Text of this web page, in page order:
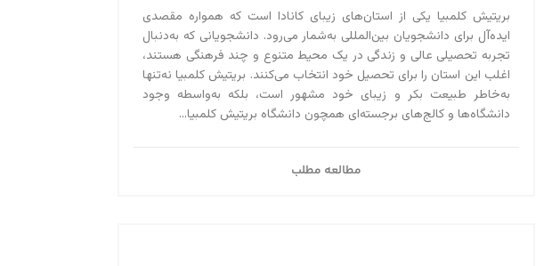
بریتیش کلمبیا یکی از استان‌های زیبای کانادا است که همواره مقصدی
ایده‌آل برای دانشجویان بین‌المللی به‌‌شمار می‌رود. دانشجویانی که به‌دنبال
تجربه تحصیلی عالی و زندگی در یک محیط متنوع و چند فرهنگی هستند،
اغلب این استان را برای تحصیل خود انتخاب می‌کنند. بریتیش کلمبیا نه‌تنها
به‌خاطر طبیعت بکر و زیبای خود مشهور است، بلکه به‌واسطه وجود
دانشگاه‌ها و کالج‌های برجسته‌ای همچون دانشگاه بریتیش کلمبیا...
مطالعه مطلب